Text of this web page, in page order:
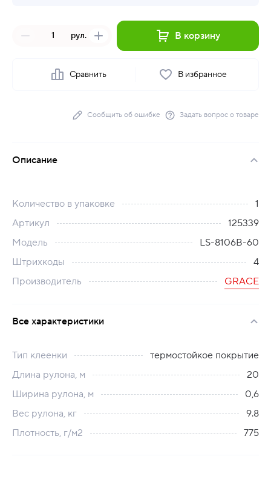
рул. В корзину
Сравнить В избранное
Сообщить об ошибке Задать вопрос о товаре
Описание
Количество в упаковке
1
Артикул
125339
Модель
LS-8106B-60
Штрихкоды
4
Производитель
GRACE
Все характеристики
Тип клеенки
термостойкое покрытие
Длина рулона, м
20
Ширина рулона, м
0,6
Вес рулона, кг
9.8
Плотность, г/м2
775